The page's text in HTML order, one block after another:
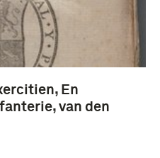
Leger (1830-1950)
(1813/1814-heden) (5)
En
van den